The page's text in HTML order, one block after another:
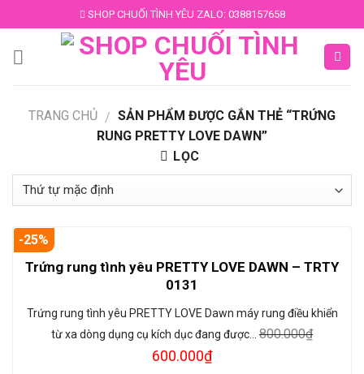
to
content
SHOP CHUỐI TÌNH YÊU ZALO: 0388157658
TRANG CHỦ / SẢN PHẨM ĐƯỢC GẮN THẺ “TRỨNG
RUNG PRETTY LOVE DAWN”
LỌC
-25%
Trứng rung tình yêu PRETTY LOVE DAWN – TRTY
0131
Trứng rung tình yêu PRETTY LOVE Dawn máy rung điều khiển
từ xa dòng dụng cụ kích dục đang được… 800.000₫
600.000₫